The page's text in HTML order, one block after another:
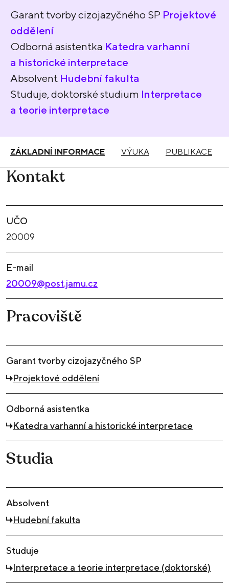
Garant tvorby cizojazyčného SP Projektové
oddělení
Odborná asistentka Katedra varhanní
a historické interpretace
Absolvent Hudební fakulta
Studuje, doktorské studium Interpretace
a teorie interpretace
ZÁKLADNÍ INFORMACE VÝUKA PUBLIKACE
Kontakt
UČO
20009
E-mail
20009@post.jamu.cz
Pracoviště
Garant tvorby cizojazyčného SP
Projektové oddělení
Odborná asistentka
Katedra varhanní a historické interpretace
Studia
Absolvent
Hudební fakulta
Studuje
Interpretace a teorie interpretace (doktorské)